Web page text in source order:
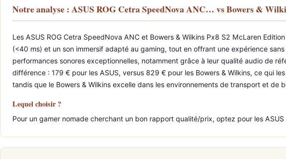
Notre analyse : ASUS ROG Cetra SpeedNova ANC… vs Bowers &
Les ASUS ROG Cetra SpeedNova ANC et Bowers & Wilkins Px8 S2 McLaren
(<40 ms) et un son immersif adapté au gaming, tout en offrant une expérience
performances sonores exceptionnelles, notamment grâce à leur qualité audio de
différence : 179 € pour les ASUS, versus 829 € pour les Bowers & Wilkins, ce qui
tandis que le Bowers & Wilkins excelle dans les environnements de transport et de
Lequel choisir ?
Pour un gamer nomade cherchant un bon rapport qualité/prix, optez pour les